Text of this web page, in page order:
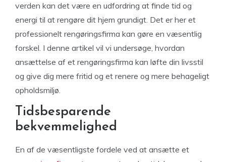
verden kan det være en udfordring at finde tid og
energi til at rengøre dit hjem grundigt. Det er her et
professionelt rengøringsfirma kan gøre en væsentlig
forskel. I denne artikel vil vi undersøge, hvordan
ansættelse af et rengøringsfirma kan løfte din livsstil
og give dig mere fritid og et renere og mere behageligt
opholdsmiljø.
Tidsbesparende
bekvemmelighed
En af de væsentligste fordele ved at ansætte et